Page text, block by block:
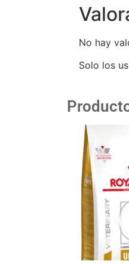
No hay
Solo los